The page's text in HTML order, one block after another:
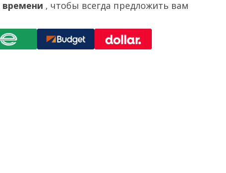
, чтобы всегда предложить вам